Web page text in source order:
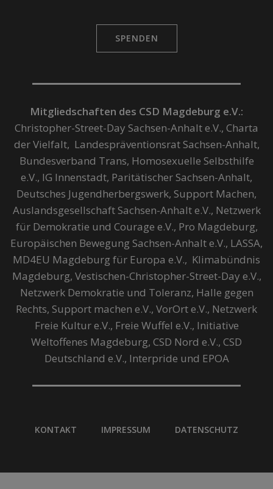
SPENDEN
Mitgliedschaften des CSD Magdeburg e.V.:
Christopher-Street-Day Sachsen-Anhalt e.V., Charta
der Vielfalt, Landespräventionsrat Sachsen-Anhalt,
Bundesverband Trans, Homosexuelle Selbsthilfe
e.V., IG Innenstadt, Paritätischer Sachsen-Anhalt,
Deutsches Jugendherbergswerk, Support Machen,
Auslandsgesellschaft Sachsen-Anhalt e.V., Netzwerk
für Demokratie und Courage e.V., Pro Magdeburg,
Europäischen Bewegung Sachsen-Anhalt e.V., LASSA,
MD4EU Magdeburg für Europa e.V., Klimabündnis
Magdeburg, Vestischen-Christopher-Street-Day e.V.,
Netzwerk Demokratie und Toleranz, Halle gegen
Rechts, Support machen e.V., VorOrt e.V., Netzwerk
Freie Kultur e.V., Freie Wuffel e.V., Initiative
Weltoffenes Magdeburg, CSD Nord e.V., CSD
Deutschland e.V., Interpride und EPOA
KONTAKT IMPRESSUM DATENSCHUTZ